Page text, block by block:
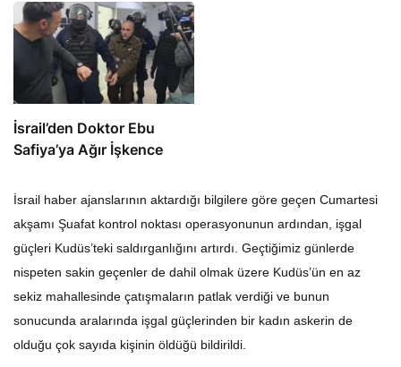
İsrail’den Doktor Ebu
Safiya’ya Ağır İşkence
İsrail haber ajanslarının aktardığı bilgilere göre geçen Cumartesi
akşamı Şuafat kontrol noktası operasyonunun ardından, işgal
güçleri Kudüs’teki saldırganlığını artırdı. Geçtiğimiz günlerde
nispeten sakin geçenler de dahil olmak üzere Kudüs’ün en az
sekiz mahallesinde çatışmaların patlak verdiği ve bunun
sonucunda aralarında işgal güçlerinden bir kadın askerin de
olduğu çok sayıda kişinin öldüğü bildirildi.